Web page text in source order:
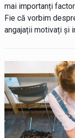
mai importanți
Fie că vorbim
angajații motivați și